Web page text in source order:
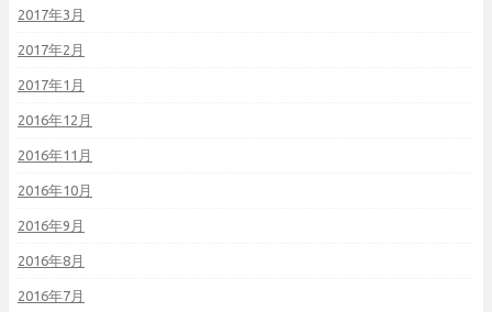
2017年3月
2017年2月
2017年1月
2016年12月
2016年11月
2016年10月
2016年9月
2016年8月
2016年7月